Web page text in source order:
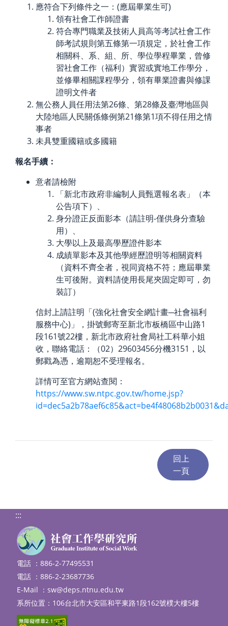
應符合下列條件之一：(應屆畢業生可)
領有社會工作師證書
符合專門職業及技術人員高等考試社會工作
師考試規則第五條第一項規定，於社會工作
相關科、系、組、所、學位學程畢業，曾修
習社會工作（福利）實習或實地工作學分，
並修畢相關課程學分，領有畢業證書與修課
證明文件者
無公務人員任用法第26條、第28條及臺灣地區與
大陸地區人民關係條例第21條第1項不得任用之情
事者
未具雙重國籍或多國籍
報名手續：
意者請檢附
「新北市政府非編制人員甄選報名表」（本
公告項下）、
身分證正反面影本（請註明-僅供身分查驗
用）、
大學以上及最高學歷證件影本
成績單影本及其他學經歷證明等相關資料
（資料不齊全者，視同資格不符；應屆畢業
生可後附。資料請使用長尾夾固定即可，勿
裝訂）
信封上請註明「(強化社會安全網計畫─社會福利
服務中心)」，掛號郵寄至新北市板橋區中山路1
段161號22樓，新北市政府社會局社工科華小姐
收，聯絡電話：（02）29603456分機3151，以
郵戳為憑，逾期恕不受理報名。
詳情可至官方網站查閱：
https://www.sw.ntpc.gov.tw/home.jsp?
:::
電話 ：886-2-77495531
電話 ：886-2-23687736
E-Mail ： sw@deps.ntnu.edu.tw
系所位置：106台北市大安區和平東路1段162號樸大樓5樓